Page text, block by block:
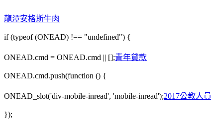
龍潭安格斯牛肉
if (typeof (ONEAD) !== "undefined") {
ONEAD.cmd = ONEAD.cmd || [];青年貸款
ONEAD.cmd.push(function () {
ONEAD_slot('div-mobile-inread', 'mobile-inread');2017公教人
});